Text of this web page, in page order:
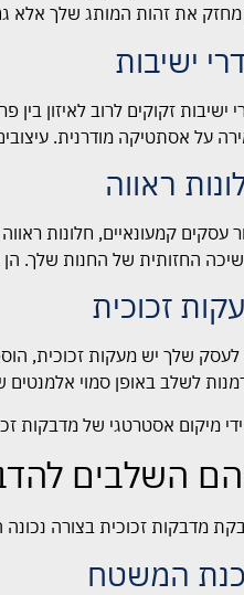
את זהות המותג שלך אלא
ישיבות
ישיבות זקוקים לרוב לאיזון
על אסתטיקה מודרנית.
ראווה
עסקים קמעונאיים, חלונות
החזותית של החנות שלך. הן
זכוכית
שלך יש מעקות זכוכית,
לשלב באופן סמוי
מיקום אסטרטגי של מדבקות
השלבים
מדבקות זכוכית בצורה
המשטח